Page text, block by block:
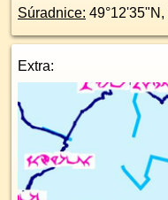
Súradnice: 49°12'35"N ,
Extra: